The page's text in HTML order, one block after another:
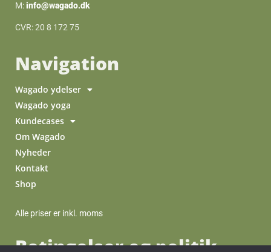
M:info@wagado.dk
CVR: 20 8 172 75
Navigation
Wagado ydelser
Wagado yoga
Kundecases
Om Wagado
Nyheder
Kontakt
Shop
Alle priser er inkl. moms
Betingelser og politik